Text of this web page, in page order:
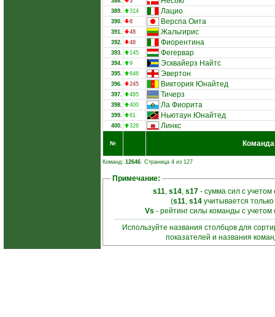
389. 314 Лацио
390. 8 Верспа Оита
391. 48 Жальгирис
392. 48 Фиорентина
393. 145 Фегервар
394. 9 Эсквайерз Найтс
395. 646 Эвертон
396. 245 Виктория Юнайтед
397. 485 Тичерз
398. 400 Ла Фиорита
399. 61 Ньютаун Юнайтед
400. 326 Линкс
№ Команда
Команд: 12646. Страница 4 из 127
Примечание:
s11, s14, s17- сумма сил с учетом
(s11, s14 учитывается
Vs - рейтинг силы команды с
Используйте названия столбцов для
показателей и названия